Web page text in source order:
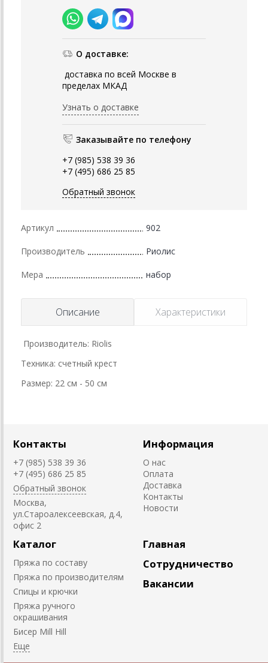
О доставке:
доставка по всей Москве в
пределах МКАД
Узнать о доставке
Заказывайте по телефону
+7 (985) 538 39 36
+7 (495) 686 25 85
Обратный звонок
Артикул 902
Производитель Риолис
Мера набор
Описание Характеристики
Производитель: Riolis
Техника: счетный крест
Размер: 22 см - 50 см
Контакты
+7 (985) 538 39 36
+7 (495) 686 25 85
Обратный звонок
Москва,
ул.Староалексеевская, д.4,
офис 2
Информация
О нас
Оплата
Доставка
Контакты
Новости
Каталог
Пряжа по составу
Пряжа по производителям
Спицы и крючки
Пряжа ручного
окрашивания
Биcер Mill Hill
Главная
Сотрудничество
Вакансии